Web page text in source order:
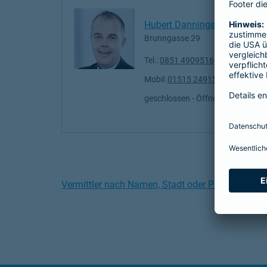
Hubert Danninger
Brunngasse 29
Tel.: 0851 4909516
Mobil: 01515 2491590
geschlossen - Öffnet um08:00
Vermittler nach Namen, Stadt oder PLZ suchen